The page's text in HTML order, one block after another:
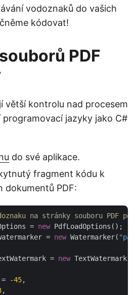
vodoznaků do vašich
kódovat!
PDF
větší kontrolu nad procesem
jazyky jako C#
do své aplikace.
fragment kódu k
dokumentů PDF:
na stránky souboru PDF
= new
= new Watermarker(
=
new TextWatermark(
=
-45,
,